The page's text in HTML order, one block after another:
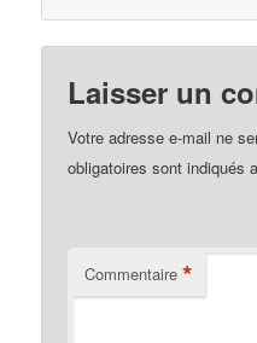
Laisser un
Votre adresse e-mail ne
obligatoires sont indiqués
Commentaire *